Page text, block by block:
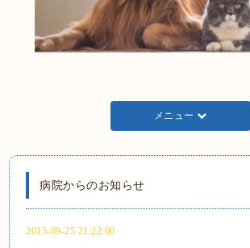
メニュー
病院からのお知らせ
2015-09-25 21:22:00